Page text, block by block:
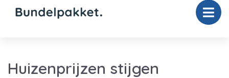
Huizenprijzen stijgen